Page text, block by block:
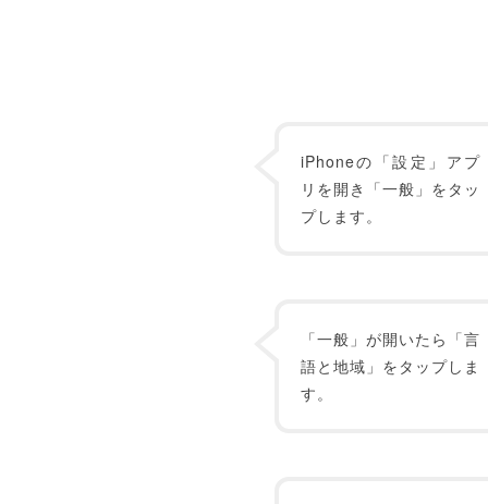
iPhoneの「設定」アプ
リを開き「一般」をタッ
プします。
「一般」が開いたら「言
語と地域」をタップしま
す。